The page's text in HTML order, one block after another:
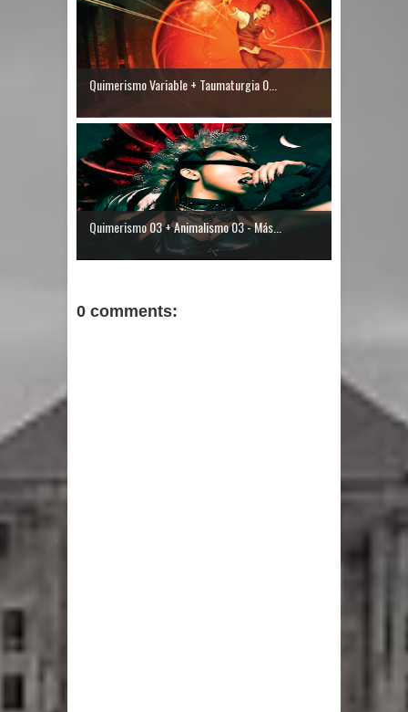
Quimerismo Variable + Taumaturgia 0...
Quimerismo 03 + Animalismo 03 - Más...
0 comments: